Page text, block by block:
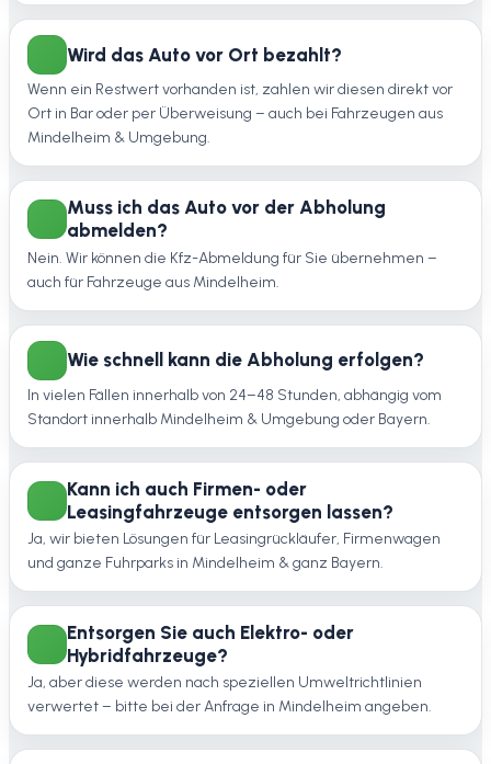
Wird das Auto vor Ort bezahlt?
Wenn ein Restwert vorhanden ist, zahlen wir diesen direkt vor
Ort in Bar oder per Überweisung – auch bei Fahrzeugen aus
Mindelheim & Umgebung.
Muss ich das Auto vor der Abholung
abmelden?
Nein. Wir können die Kfz-Abmeldung für Sie übernehmen –
auch für Fahrzeuge aus Mindelheim.
Wie schnell kann die Abholung erfolgen?
In vielen Fällen innerhalb von 24–48 Stunden, abhängig vom
Standort innerhalb Mindelheim & Umgebung oder Bayern.
Kann ich auch Firmen- oder
Leasingfahrzeuge entsorgen lassen?
Ja, wir bieten Lösungen für Leasingrückläufer, Firmenwagen
und ganze Fuhrparks in Mindelheim & ganz Bayern.
Entsorgen Sie auch Elektro- oder
Hybridfahrzeuge?
Ja, aber diese werden nach speziellen Umweltrichtlinien
verwertet – bitte bei der Anfrage in Mindelheim angeben.